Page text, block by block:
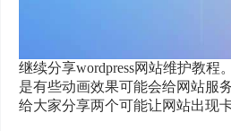
继续分享wordpress网站维护教
是有些动画效果可能会给网站服
给大家分享两个可能让网站出现